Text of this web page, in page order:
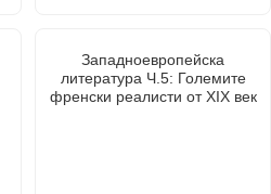
Западноевропейска
литература Ч.5: Големите
френски реалисти от XIX век